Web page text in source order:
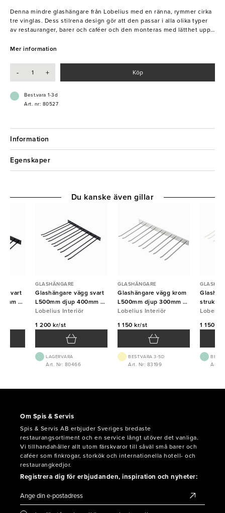
Denna mindre glashängare från Lobelius med en ränna, rymmer cirka
tre vinglas. Dess stilrena design gör att den passar i alla olika typer
av restauranger, barer och caféer och den monteras med lätthet upp i
- Svensktillverkad
Mer information
- + Köp
Best.vara 1-3d
Art. nr: 80527
Information
Egenskaper
svart
5-
GLASHÄNGARE
Glashängare vägg svart
L500mm djup 400mm 5-
radigt
Lobelius Interiör
1 200 kr/st
LAGERVARA
Art. Nr: 80466
GLASHÄNGARE
Glashängare vägg krom
L500mm djup 300mm 5-
radigt
Lobelius Interiör
1 150 kr/st
BEST.VARA 3-5D
Art. Nr: 83199
struktur
300mm
1 150
Art.
Du kanske även gillar
Om Spis & Servis
Spis & Servis AB erbjuder Sveriges bredaste
restaurangsortiment och en service långt utöver det vanliga.
Vi tillhandahåller allt utom färskvaror till såväl små barer och
caféer som finkrogar, storkök och internationella hotell- och
restaurangkedjor.
Registrera dig för erbjudanden, inspiration och nyheter: